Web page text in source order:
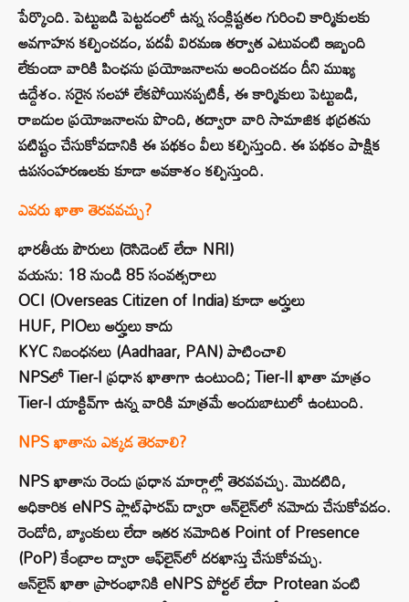
పేర్కొంది. పెట్టుబడి పెట్టడంలో ఉన్న సంక్లిష్టతల గురించి కార్మికులకు
అవగాహన కల్పించడం, పదవీ విరమణ తర్వాత ఎటువంటి ఇబ్బంది
లేకుండా వారికి పింఛను ప్రయోజనాలను అందించడం దీని ముఖ్య
ఉద్దేశం. సరైన సలహా లేకపోయినప్పటికీ, ఈ కార్మికులు పెట్టుబడి,
రాబడుల ప్రయోజనాలను పొంది, తద్వారా వారి సామాజిక భద్రతను
పటిష్టం చేసుకోవడానికి ఈ పథకం వీలు కల్పిస్తుంది. ఈ పథకం పాక్షిక
ఉపసంహరణలకు కూడా అవకాశం కల్పిస్తుంది.
ఎవరు ఖాతా తెరవవచ్చు?
భారతీయ పౌరులు (రెసిడెంట్ లేదా NRI)
వయసు: 18 నుండి 85 సంవత్సరాలు
OCI (Overseas Citizen of India) కూడా అర్హులు
HUF, PIOలు అర్హులు కాదు
KYC నిబంధనలు (Aadhaar, PAN) పాటించాలి
NPSలో Tier-I ప్రధాన ఖాతాగా ఉంటుంది; Tier-II ఖాతా మాత్రం
Tier-I యాక్టివ్‌గా ఉన్న వారికి మాత్రమే అందుబాటులో ఉంటుంది.
NPS ఖాతాను ఎక్కడ తెరవాలి?
NPS ఖాతాను రెండు ప్రధాన మార్గాల్లో తెరవవచ్చు. మొదటిది,
అధికారిక eNPS ప్లాట్‌ఫారమ్ ద్వారా ఆన్‌లైన్‌లో నమోదు చేసుకోవడం.
రెండోది, బ్యాంకులు లేదా ఇతర నమోదిత Point of Presence
(PoP) కేంద్రాల ద్వారా ఆఫ్‌లైన్‌లో దరఖాస్తు చేసుకోవచ్చు.
ఆన్‌లైన్ ఖాతా ప్రారంభానికి eNPS పోర్టల్ లేదా Protean వంటి